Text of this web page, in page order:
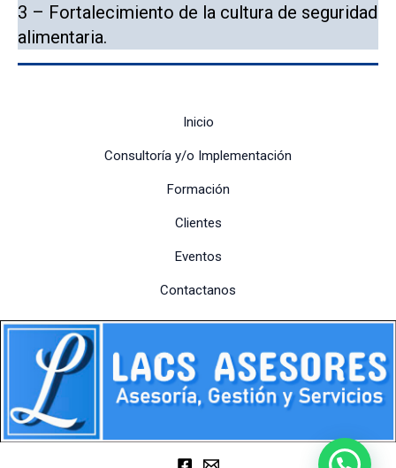
3 – Fortalecimiento de la cultura de seguridad
alimentaria.
Inicio
Consultoría y/o Implementación
Formación
Clientes
Eventos
Contactanos